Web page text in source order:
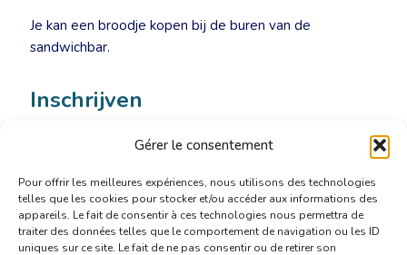
Gérer le consentement
Pour offrir les meilleures expériences, nous utilisons des technologies
telles que les cookies pour stocker et/ou accéder aux informations des
appareils. Le fait de consentir à ces technologies nous permettra de
traiter des données telles que le comportement de navigation ou les ID
uniques sur ce site. Le fait de ne pas consentir ou de retirer son
Je kan een broodje kopen bij de buren van de
sandwichbar.
Inschrijven
Inschrijven verplicht:secretariaat@translators.be